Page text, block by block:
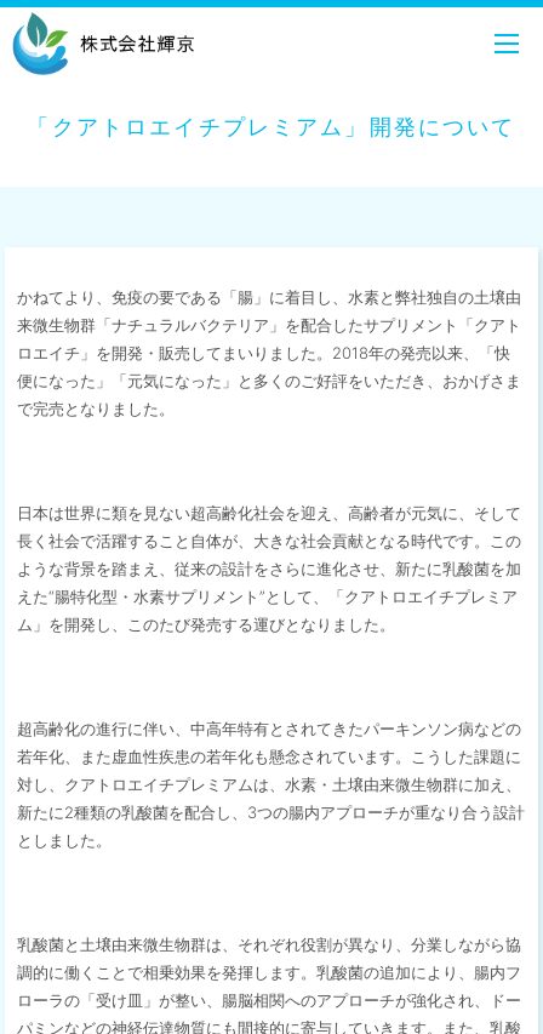
「クアトロエイチプレミアム」開発について
かねてより、免疫の要である「腸」に着目し、水素と弊社独自の土壌由
来微生物群「ナチュラルバクテリア」を配合したサプリメント「クアト
ロエイチ」を開発・販売してまいりました。2018年の発売以来、「快
便になった」「元気になった」と多くのご好評をいただき、おかげさま
で完売となりました。
日本は世界に類を見ない超高齢化社会を迎え、高齢者が元気に、そして
長く社会で活躍すること自体が、大きな社会貢献となる時代です。この
ような背景を踏まえ、従来の設計をさらに進化させ、新たに乳酸菌を加
えた“腸特化型・水素サプリメント”として、「クアトロエイチプレミア
ム」を開発し、このたび発売する運びとなりました。
超高齢化の進行に伴い、中高年特有とされてきたパーキンソン病などの
若年化、また虚血性疾患の若年化も懸念されています。こうした課題に
対し、クアトロエイチプレミアムは、水素・土壌由来微生物群に加え、
新たに2種類の乳酸菌を配合し、3つの腸内アプローチが重なり合う設計
としました。
乳酸菌と土壌由来微生物群は、それぞれ役割が異なり、分業しながら協
調的に働くことで相乗効果を発揮します。乳酸菌の追加により、腸内フ
ローラの「受け皿」が整い、腸脳相関へのアプローチが強化され、ドー
パミンなどの神経伝達物質にも間接的に寄与していきます。また、乳酸